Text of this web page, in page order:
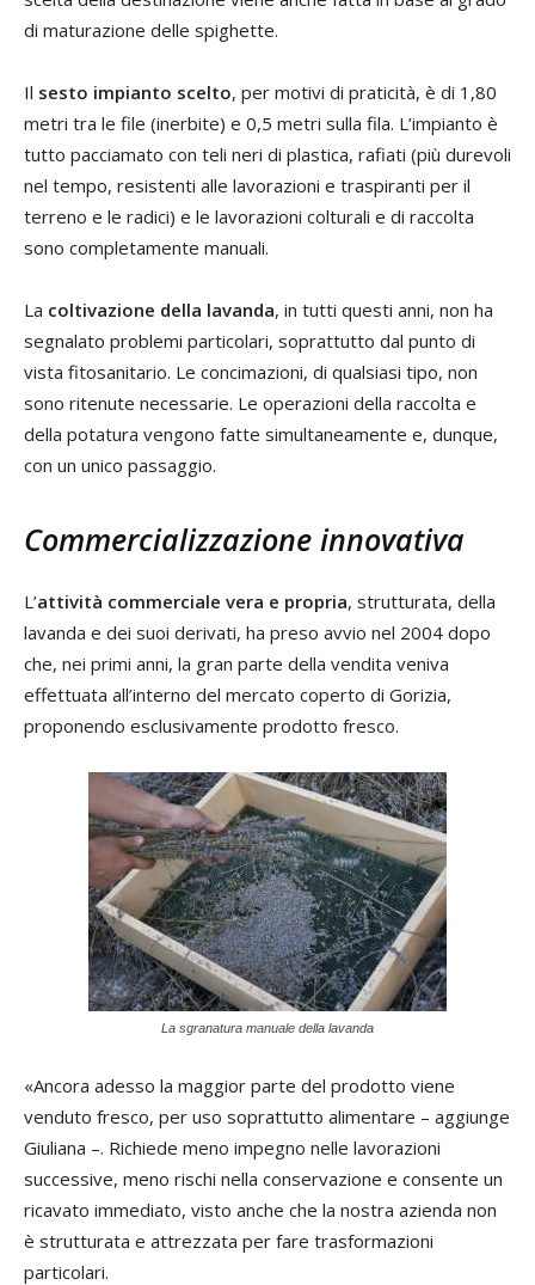
di maturazione delle spighette.
Il sesto impianto scelto, per motivi di praticità, è di 1,80
metri tra le file (inerbite) e 0,5 metri sulla fila. L’impianto è
tutto pacciamato con teli neri di plastica, rafiati (più durevoli
nel tempo, resistenti alle lavorazioni e traspiranti per il
terreno e le radici) e le lavorazioni colturali e di raccolta
sono completamente manuali.
La coltivazione della lavanda, in tutti questi anni, non ha
segnalato problemi particolari, soprattutto dal punto di
vista fitosanitario. Le concimazioni, di qualsiasi tipo, non
sono ritenute necessarie. Le operazioni della raccolta e
della potatura vengono fatte simultaneamente e, dunque,
con un unico passaggio.
Commercializzazione innovativa
L’attività commerciale vera e propria, strutturata, della
lavanda e dei suoi derivati, ha preso avvio nel 2004 dopo
che, nei primi anni, la gran parte della vendita veniva
effettuata all’interno del mercato coperto di Gorizia,
proponendo esclusivamente prodotto fresco.
La sgranatura manuale della lavanda
«Ancora adesso la maggior parte del prodotto viene
venduto fresco, per uso soprattutto alimentare – aggiunge
Giuliana –. Richiede meno impegno nelle lavorazioni
successive, meno rischi nella conservazione e consente un
ricavato immediato, visto anche che la nostra azienda non
è strutturata e attrezzata per fare trasformazioni
particolari.